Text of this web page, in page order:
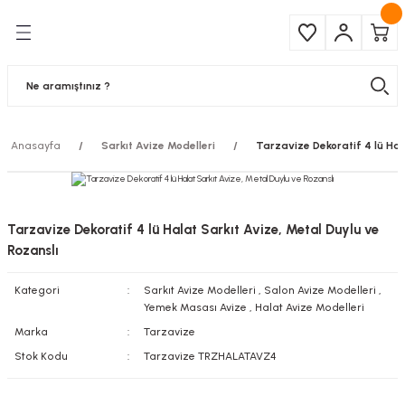
Anasayfa Sarkıt Avize Modelleri Tarzavize Dekoratif 4 lü
Tarzavize Dekoratif 4 lü Halat Sarkıt Avize, Metal Duylu ve
Rozanslı
Kategori Sarkıt Avize Modelleri , Salon Avize Modelleri ,
Yemek Masası Avize , Halat Avize Modelleri
Marka
Tarzavize
Stok Kodu
Tarzavize TRZHALATAVZ4